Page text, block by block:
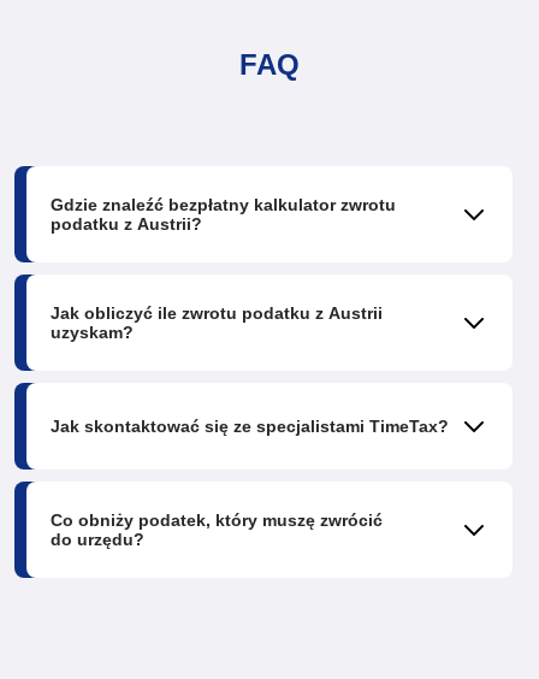
FAQ
Gdzie znaleźć bezpłatny kalkulator zwrotu
podatku z Austrii?
Jak obliczyć ile zwrotu podatku z Austrii
uzyskam?
Jak skontaktować się ze specjalistami TimeTax?
Co obniży podatek, który muszę zwrócić
do urzędu?